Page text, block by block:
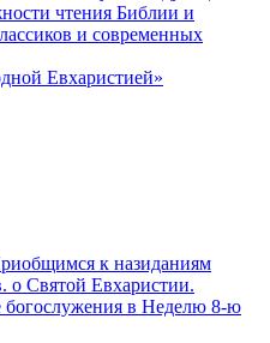
чтения Библии и
и современных
Евхаристией»
к назиданиям
Святой Евхаристии.
в Неделю 8-ю